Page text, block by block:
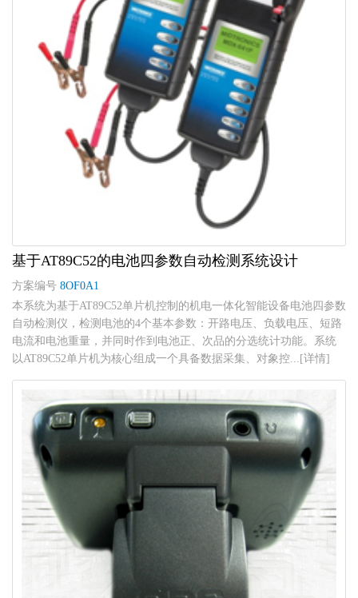
基于AT89C52的电池四参数自动检测系统设计
方案编号 8OF0A1
本系统为基于AT89C52单片机控制的机电一体化智能设备电池四参数
自动检测仪，检测电池的4个基本参数：开路电压、负载电压、短路
电流和电池重量，并同时作到电池正、次品的分选统计功能。系统
以AT89C52单片机为核心组成一个具备数据采集、对象控...[详情]